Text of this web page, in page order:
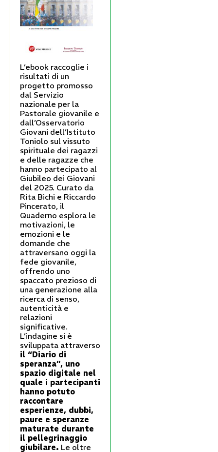
L’ebook raccoglie i
risultati di un
progetto promosso
dal Servizio
nazionale per la
Pastorale giovanile e
dall’Osservatorio
Giovani dell’Istituto
Toniolo sul vissuto
spirituale dei ragazzi
e delle ragazze che
hanno partecipato al
Giubileo dei Giovani
del 2025. Curato da
Rita Bichi e Riccardo
Pincerato, il
Quaderno esplora le
motivazioni, le
emozioni e le
domande che
attraversano oggi la
fede giovanile,
offrendo uno
spaccato prezioso di
una generazione alla
ricerca di senso,
autenticità e
relazioni
significative.
L’indagine si è
sviluppata attraverso
il “Diario di
speranza”, uno
spazio digitale nel
quale i partecipanti
hanno potuto
raccontare
esperienze, dubbi,
paure e speranze
maturate durante
il pellegrinaggio
giubilare. Le oltre